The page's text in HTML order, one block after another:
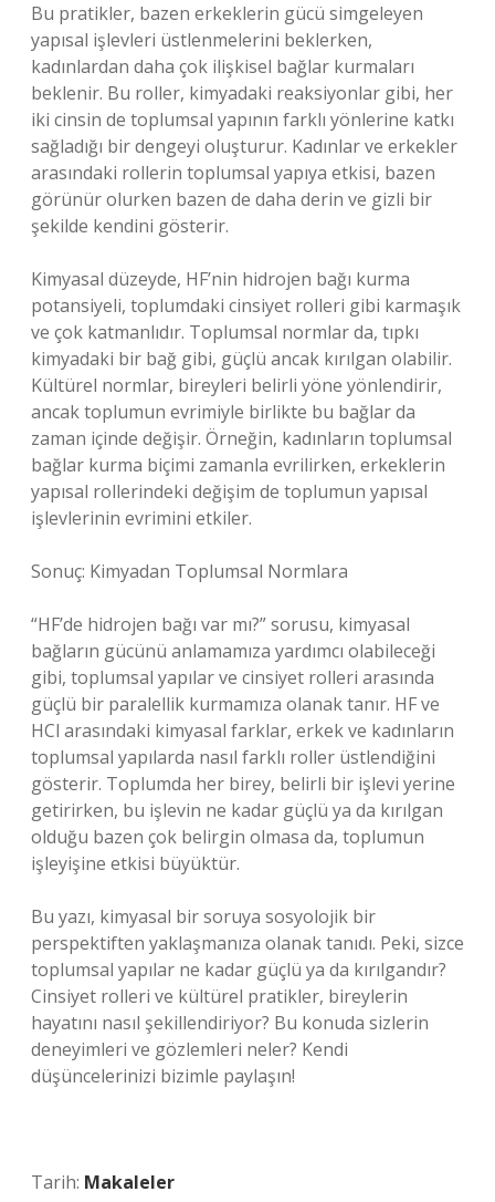
Bu pratikler, bazen erkeklerin gücü simgeleyen
yapısal işlevleri üstlenmelerini beklerken,
kadınlardan daha çok ilişkisel bağlar kurmaları
beklenir. Bu roller, kimyadaki reaksiyonlar gibi, her
iki cinsin de toplumsal yapının farklı yönlerine katkı
sağladığı bir dengeyi oluşturur. Kadınlar ve erkekler
arasındaki rollerin toplumsal yapıya etkisi, bazen
görünür olurken bazen de daha derin ve gizli bir
şekilde kendini gösterir.
Kimyasal düzeyde, HF’nin hidrojen bağı kurma
potansiyeli, toplumdaki cinsiyet rolleri gibi karmaşık
ve çok katmanlıdır. Toplumsal normlar da, tıpkı
kimyadaki bir bağ gibi, güçlü ancak kırılgan olabilir.
Kültürel normlar, bireyleri belirli yöne yönlendirir,
ancak toplumun evrimiyle birlikte bu bağlar da
zaman içinde değişir. Örneğin, kadınların toplumsal
bağlar kurma biçimi zamanla evrilirken, erkeklerin
yapısal rollerindeki değişim de toplumun yapısal
işlevlerinin evrimini etkiler.
Sonuç: Kimyadan Toplumsal Normlara
“HF’de hidrojen bağı var mı?” sorusu, kimyasal
bağların gücünü anlamamıza yardımcı olabileceği
gibi, toplumsal yapılar ve cinsiyet rolleri arasında
güçlü bir paralellik kurmamıza olanak tanır. HF ve
HCl arasındaki kimyasal farklar, erkek ve kadınların
toplumsal yapılarda nasıl farklı roller üstlendiğini
gösterir. Toplumda her birey, belirli bir işlevi yerine
getirirken, bu işlevin ne kadar güçlü ya da kırılgan
olduğu bazen çok belirgin olmasa da, toplumun
işleyişine etkisi büyüktür.
Bu yazı, kimyasal bir soruya sosyolojik bir
perspektiften yaklaşmanıza olanak tanıdı. Peki, sizce
toplumsal yapılar ne kadar güçlü ya da kırılgandır?
Cinsiyet rolleri ve kültürel pratikler, bireylerin
hayatını nasıl şekillendiriyor? Bu konuda sizlerin
deneyimleri ve gözlemleri neler? Kendi
düşüncelerinizi bizimle paylaşın!
Tarih: Makaleler